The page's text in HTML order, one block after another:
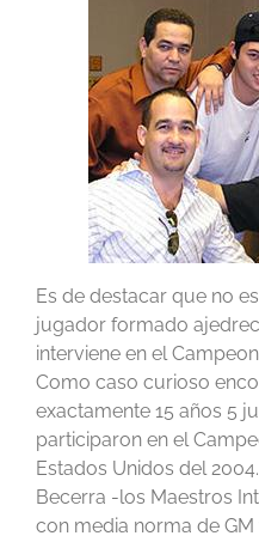
Es de destacar que no
jugador formado
interviene en el
Como caso curioso
exactamente 15 años 5
participaron en el
Estados Unidos del
Becerra -los Maestros
con media norma de GM